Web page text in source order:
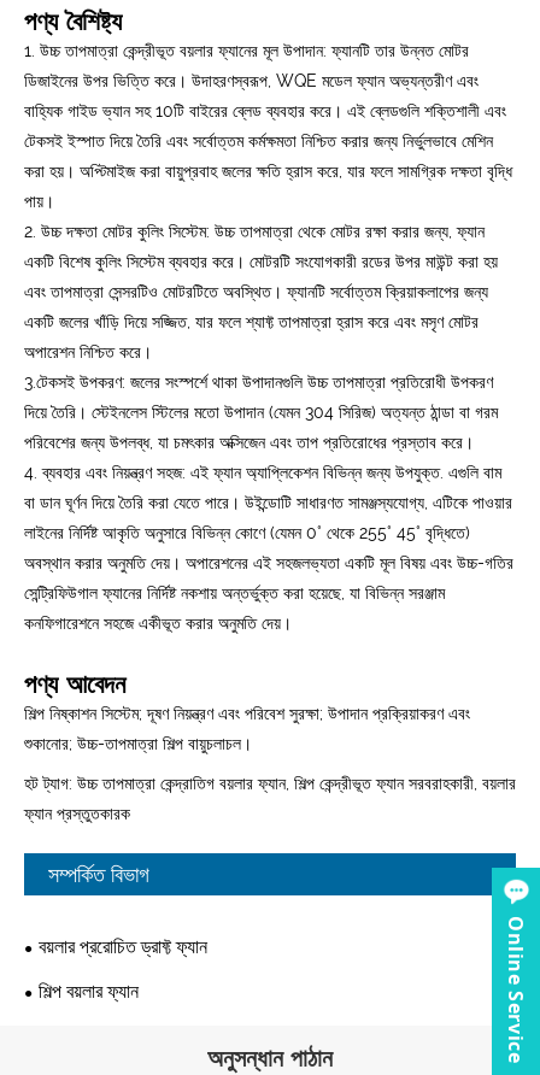
পণ্য বৈশিষ্ট্য
1. উচ্চ তাপমাত্রা কেন্দ্রীভূত বয়লার ফ্যানের মূল উপাদান: ফ্যানটি তার উন্নত মোটর
ডিজাইনের উপর ভিত্তি করে। উদাহরণস্বরূপ, WQE মডেল ফ্যান অভ্যন্তরীণ এবং
বাহ্যিক গাইড ভ্যান সহ 10টি বাইরের ব্লেড ব্যবহার করে। এই ব্লেডগুলি শক্তিশালী এবং
টেকসই ইস্পাত দিয়ে তৈরি এবং সর্বোত্তম কর্মক্ষমতা নিশ্চিত করার জন্য নির্ভুলভাবে মেশিন
করা হয়। অপ্টিমাইজ করা বায়ুপ্রবাহ জলের ক্ষতি হ্রাস করে, যার ফলে সামগ্রিক দক্ষতা বৃদ্ধি
পায়।
2. উচ্চ দক্ষতা মোটর কুলিং সিস্টেম: উচ্চ তাপমাত্রা থেকে মোটর রক্ষা করার জন্য, ফ্যান
একটি বিশেষ কুলিং সিস্টেম ব্যবহার করে। মোটরটি সংযোগকারী রডের উপর মাউন্ট করা হয়
এবং তাপমাত্রা সেন্সরটিও মোটরটিতে অবস্থিত। ফ্যানটি সর্বোত্তম ক্রিয়াকলাপের জন্য
একটি জলের খাঁড়ি দিয়ে সজ্জিত, যার ফলে শ্যাফ্ট তাপমাত্রা হ্রাস করে এবং মসৃণ মোটর
অপারেশন নিশ্চিত করে।
3.টেকসই উপকরণ: জলের সংস্পর্শে থাকা উপাদানগুলি উচ্চ তাপমাত্রা প্রতিরোধী উপকরণ
দিয়ে তৈরি। স্টেইনলেস স্টিলের মতো উপাদান (যেমন 304 সিরিজ) অত্যন্ত ঠান্ডা বা গরম
পরিবেশের জন্য উপলব্ধ, যা চমৎকার অক্সিজেন এবং তাপ প্রতিরোধের প্রস্তাব করে।
4. ব্যবহার এবং নিয়ন্ত্রণ সহজ: এই ফ্যান অ্যাপ্লিকেশন বিভিন্ন জন্য উপযুক্ত. এগুলি বাম
বা ডান ঘূর্ণন দিয়ে তৈরি করা যেতে পারে। উইন্ডোটি সাধারণত সামঞ্জস্যযোগ্য, এটিকে পাওয়ার
লাইনের নির্দিষ্ট আকৃতি অনুসারে বিভিন্ন কোণে (যেমন 0° থেকে 255° 45° বৃদ্ধিতে)
অবস্থান করার অনুমতি দেয়। অপারেশনের এই সহজলভ্যতা একটি মূল বিষয় এবং উচ্চ-গতির
সেন্ট্রিফিউগাল ফ্যানের নির্দিষ্ট নকশায় অন্তর্ভুক্ত করা হয়েছে, যা বিভিন্ন সরঞ্জাম
কনফিগারেশনে সহজে একীভূত করার অনুমতি দেয়।
পণ্য আবেদন
শিল্প নিষ্কাশন সিস্টেম; দূষণ নিয়ন্ত্রণ এবং পরিবেশ সুরক্ষা; উপাদান প্রক্রিয়াকরণ এবং
শুকানোর; উচ্চ-তাপমাত্রা শিল্প বায়ুচলাচল।
হট ট্যাগ: উচ্চ তাপমাত্রা কেন্দ্রাতিগ বয়লার ফ্যান, শিল্প কেন্দ্রীভূত ফ্যান সরবরাহকারী, বয়লার
ফ্যান প্রস্তুতকারক
সম্পর্কিত বিভাগ
বয়লার প্ররোচিত ড্রাফ্ট ফ্যান
শিল্প বয়লার ফ্যান
অনুসন্ধান পাঠান Online Service